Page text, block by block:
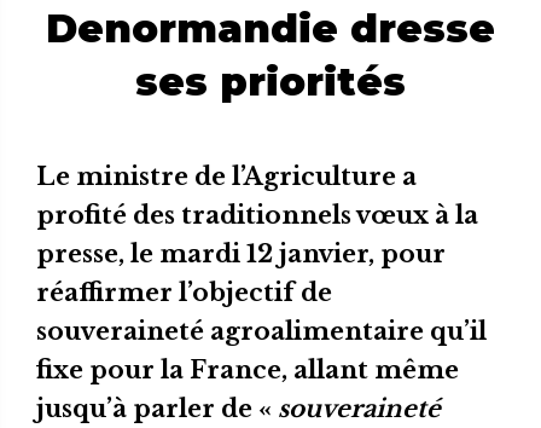
Denormandie dresse
ses priorités
Le ministre de l’Agriculture a
profité des traditionnels vœux à la
presse, le mardi 12 janvier, pour
réaffirmer l’objectif de
souveraineté agroalimentaire qu’il
fixe pour la France, allant même
jusqu’à parler de « souveraineté